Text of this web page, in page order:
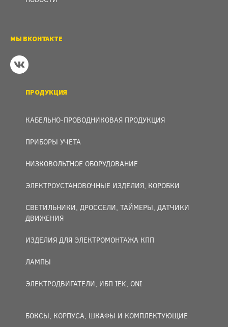
МЫ ВКОНТАКТЕ
ПРОДУКЦИЯ
КАБЕЛЬНО-ПРОВОДНИКОВАЯ ПРОДУКЦИЯ
ПРИБОРЫ УЧЕТА
НИЗКОВОЛЬТНОЕ ОБОРУДОВАНИЕ
ЭЛЕКТРОУСТАНОВОЧНЫЕ ИЗДЕЛИЯ, КОРОБКИ
СВЕТИЛЬНИКИ, ДРОССЕЛИ, ТАЙМЕРЫ, ДАТЧИКИ
ДВИЖЕНИЯ
ИЗДЕЛИЯ ДЛЯ ЭЛЕКТРОМОНТАЖА КПП
ЛАМПЫ
ЭЛЕКТРОДВИГАТЕЛИ, ИБП IEK, ONI
БОКСЫ, КОРПУСА, ШКАФЫ И КОМПЛЕКТУЮЩИЕ